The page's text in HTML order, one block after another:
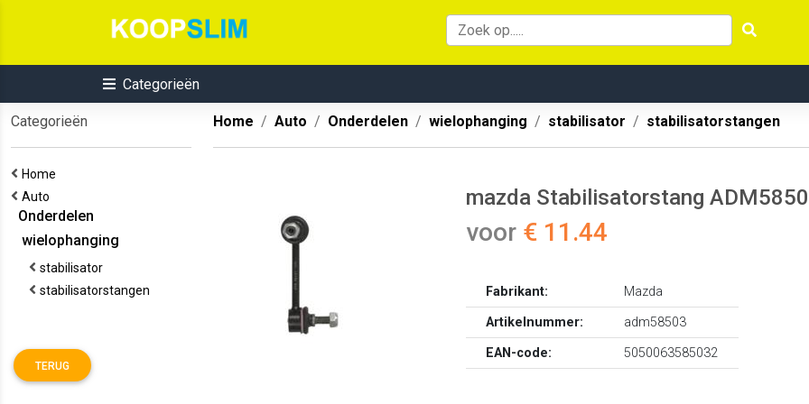
Categorieën
Categorieën
Home
Auto
Onderdelen
wielophanging
stabilisator
stabilisatorstangen
TERUG
Home Auto Onderdelen wielophanging stabilisator stabilisatorstangen
mazda Stabilisatorstang
voor € 11.44
Fabrikant:
Mazda
Artikelnummer:
adm58503
EAN-code:
5050063585032